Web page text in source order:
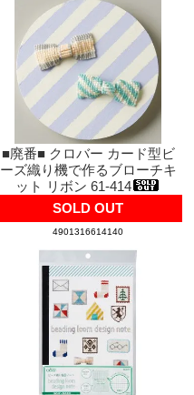
■廃番■ クロバー カード型ビ
ーズ織り機で作るブローチキ
ット リボン 61-414
SOLD OUT
4901316614140